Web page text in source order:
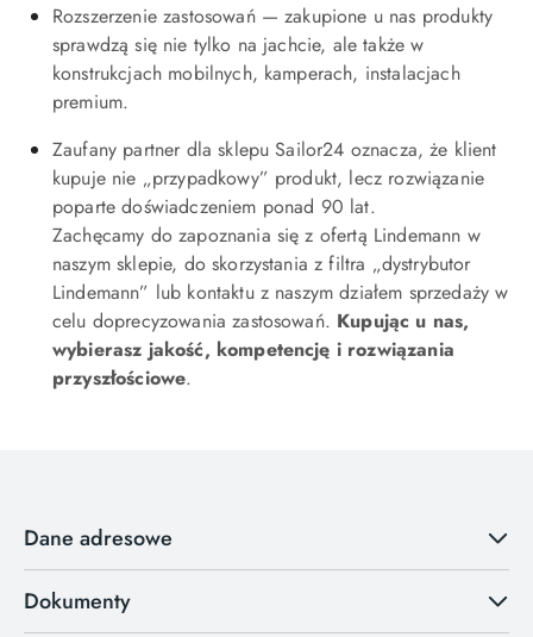
Rozszerzenie zastosowań — zakupione u nas produkty
sprawdzą się nie tylko na jachcie, ale także w
konstrukcjach mobilnych, kamperach, instalacjach
premium.
Zaufany partner dla sklepu Sailor24 oznacza, że klient
kupuje nie „przypadkowy” produkt, lecz rozwiązanie
poparte doświadczeniem ponad 90 lat.
Zachęcamy do zapoznania się z ofertą Lindemann w
naszym sklepie, do skorzystania z filtra „dystrybutor
Lindemann” lub kontaktu z naszym działem sprzedaży w
celu doprecyzowania zastosowań. Kupując u nas,
wybierasz jakość, kompetencję i rozwiązania
przyszłościowe.
Dane adresowe
Dokumenty